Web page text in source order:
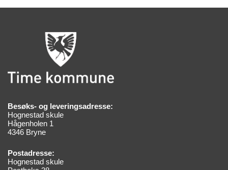
Besøks- og leveringsadresse:
Hognestad skule
Hågenholen 1
4346 Bryne
Postadresse:
Hognestad skule